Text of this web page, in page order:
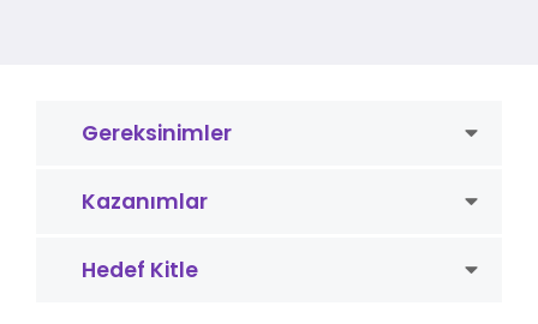
Gereksinimler
Kazanımlar
Hedef Kitle